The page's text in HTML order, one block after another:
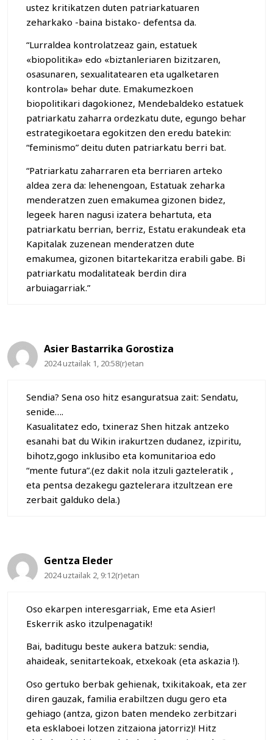
ustez kritikatzen duten patriarkatuaren
zeharkako -baina bistako- defentsa da.
“Lurraldea kontrolatzeaz gain, estatuek
«biopolitika» edo «biztanleriaren bizitzaren,
osasunaren, sexualitatearen eta ugalketaren
kontrola» behar dute. Emakumezkoen
biopolitikari dagokionez, Mendebaldeko estatuek
patriarkatu zaharra ordezkatu dute, egungo behar
estrategikoetara egokitzen den eredu batekin:
“feminismo” deitu duten patriarkatu berri bat.
“Patriarkatu zaharraren eta berriaren arteko
aldea zera da: lehenengoan, Estatuak zeharka
menderatzen zuen emakumea gizonen bidez,
legeek haren nagusi izatera behartuta, eta
patriarkatu berrian, berriz, Estatu erakundeak eta
Kapitalak zuzenean menderatzen dute
emakumea, gizonen bitartekaritza erabili gabe. Bi
patriarkatu modalitateak berdin dira
arbuiagarriak.”
Asier Bastarrika Gorostiza
2024 uztailak 1, 20:58(r)etan
Sendia? Sena oso hitz esanguratsua zait: Sendatu,
senide….
Kasualitatez edo, txineraz Shen hitzak antzeko
esanahi bat du Wikin irakurtzen dudanez, izpiritu,
bihotz,gogo inklusibo eta komunitarioa edo
“mente futura”.(ez dakit nola itzuli gazteleratik ,
eta pentsa dezakegu gaztelerara itzultzean ere
zerbait galduko dela.)
Gentza Eleder
2024 uztailak 2, 9:12(r)etan
Oso ekarpen interesgarriak, Eme eta Asier!
Eskerrik asko itzulpenagatik!
Bai, baditugu beste aukera batzuk: sendia,
ahaideak, senitartekoak, etxekoak (eta askazia !).
Oso gertuko berbak gehienak, txikitakoak, eta zer
diren gauzak, familia erabiltzen dugu gero eta
gehiago (antza, gizon baten mendeko zerbitzari
eta esklaboei lotzen zitzaiona jatorriz)! Hitz